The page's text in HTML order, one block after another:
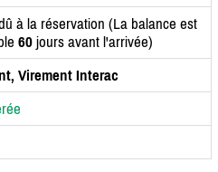
à la réservation (La balance est
60 jours avant l'arrivée)
Virement Interac